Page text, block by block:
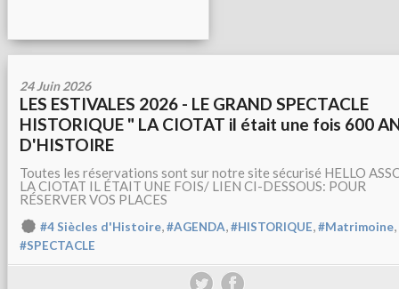
24 Juin 2026
LES ESTIVALES 2026 - LE GRAND SPECTACLE
HISTORIQUE " LA CIOTAT il était une fois 600
D'HISTOIRE
Toutes les réservations sont sur notre site sécurisé HELLO
LA CIOTAT IL ÉTAIT UNE FOIS/ LIEN CI-DESSOUS: POUR
RÉSERVER VOS PLACES
#4 Siècles d'Histoire,#AGENDA,#HISTORIQUE,#Matrimoine,
#SPECTACLE